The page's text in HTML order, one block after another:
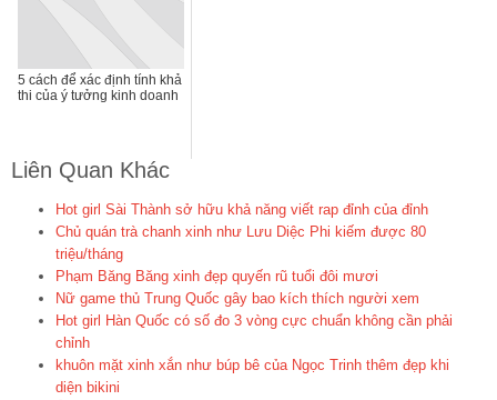
5 cách để xác định tính khả
thi của ý tưởng kinh doanh
Liên Quan Khác
Hot girl Sài Thành sở hữu khả năng viết rap đỉnh của đỉnh
Chủ quán trà chanh xinh như Lưu Diệc Phi kiếm được 80
triệu/tháng
Phạm Băng Băng xinh đẹp quyến rũ tuổi đôi mươi
Nữ game thủ Trung Quốc gây bao kích thích người xem
Hot girl Hàn Quốc có số đo 3 vòng cực chuẩn không cần phải
chỉnh
khuôn mặt xinh xắn như búp bê của Ngọc Trinh thêm đẹp khi
diện bikini